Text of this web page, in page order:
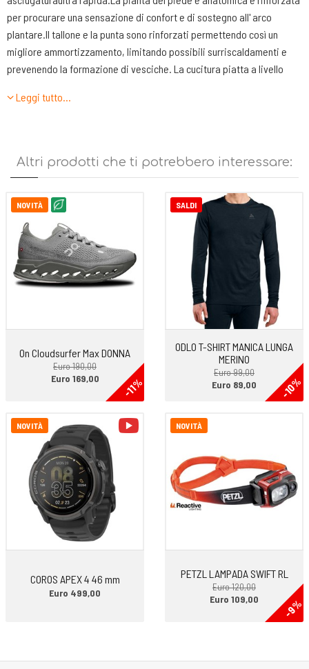
per procurare una sensazione di confort e di sostegno all' arco
plantare.Il tallone e la punta sono rinforzati permettendo così un
migliore ammortizzamento, limitando possibili surriscaldamenti e
prevenendo la formazione di vesciche. La cucitura piatta a livello
confortevolezza.
Leggi tutto…
Altri prodotti che ti potrebbero interessare:
NOVITÀ
On Cloudsurfer Max DONNA
Euro 190,00
-11%
Euro 169,00
SALDI
ODLO T-SHIRT MANICA LUNGA
MERINO
Euro 99,00
-10%
Euro 89,00
NOVITÀ
COROS APEX 4 46 mm
Euro 499,00
NOVITÀ
PETZL LAMPADA SWIFT RL
Euro 120,00
-9%
Euro 109,00